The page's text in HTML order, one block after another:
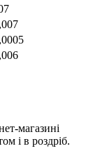
магазині
і в роздріб.